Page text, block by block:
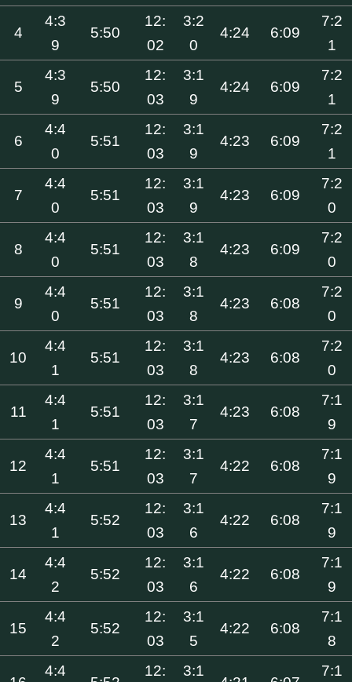
4
4:3
9
5:50
12:
02
3:2
0
4:24 6:09
7:2
1
5
4:3
9
5:50
12:
03
3:1
9
4:24 6:09
7:2
1
6
4:4
0
5:51
12:
03
3:1
9
4:23 6:09
7:2
1
7
4:4
0
5:51
12:
03
3:1
9
4:23 6:09
7:2
0
8
4:4
0
5:51
12:
03
3:1
8
4:23 6:09
7:2
0
9
4:4
0
5:51
12:
03
3:1
8
4:23 6:08
7:2
0
10
4:4
1
5:51
12:
03
3:1
8
4:23 6:08
7:2
0
11
4:4
1
5:51
12:
03
3:1
7
4:23 6:08
7:1
9
12
4:4
1
5:51
12:
03
3:1
7
4:22 6:08
7:1
9
13
4:4
1
5:52
12:
03
3:1
6
4:22 6:08
7:1
9
14
4:4
2
5:52
12:
03
3:1
6
4:22 6:08
7:1
9
15
4:4
2
5:52
12:
03
3:1
5
4:22 6:08
7:1
8
4:4 12: 3:1 7:1